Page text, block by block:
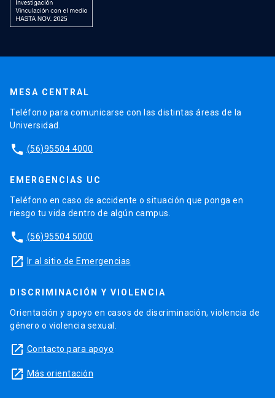
MESA CENTRAL
Teléfono para comunicarse con las distintas áreas de la
Universidad.
phone (56)95504 4000
EMERGENCIAS UC
Teléfono en caso de accidente o situación que ponga en
riesgo tu vida dentro de algún campus.
phone (56)95504 5000
launch Ir al sitio de Emergencias
DISCRIMINACIÓN Y VIOLENCIA
Orientación y apoyo en casos de discriminación, violencia de
género o violencia sexual.
launch Contacto para apoyo
launch Más orientación